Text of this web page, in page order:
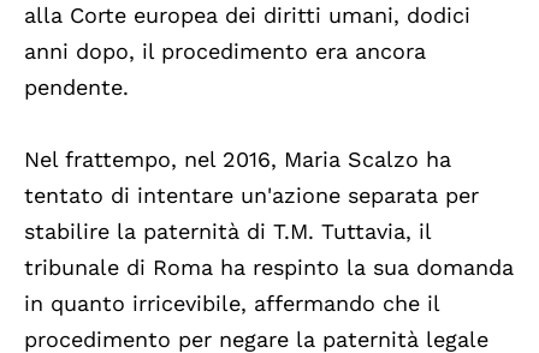
alla Corte europea dei diritti umani, dodici
anni dopo, il procedimento era ancora
pendente.
Nel frattempo, nel 2016, Maria Scalzo ha
tentato di intentare un'azione separata per
stabilire la paternità di T.M. Tuttavia, il
tribunale di Roma ha respinto la sua domanda
in quanto irricevibile, affermando che il
procedimento per negare la paternità legale